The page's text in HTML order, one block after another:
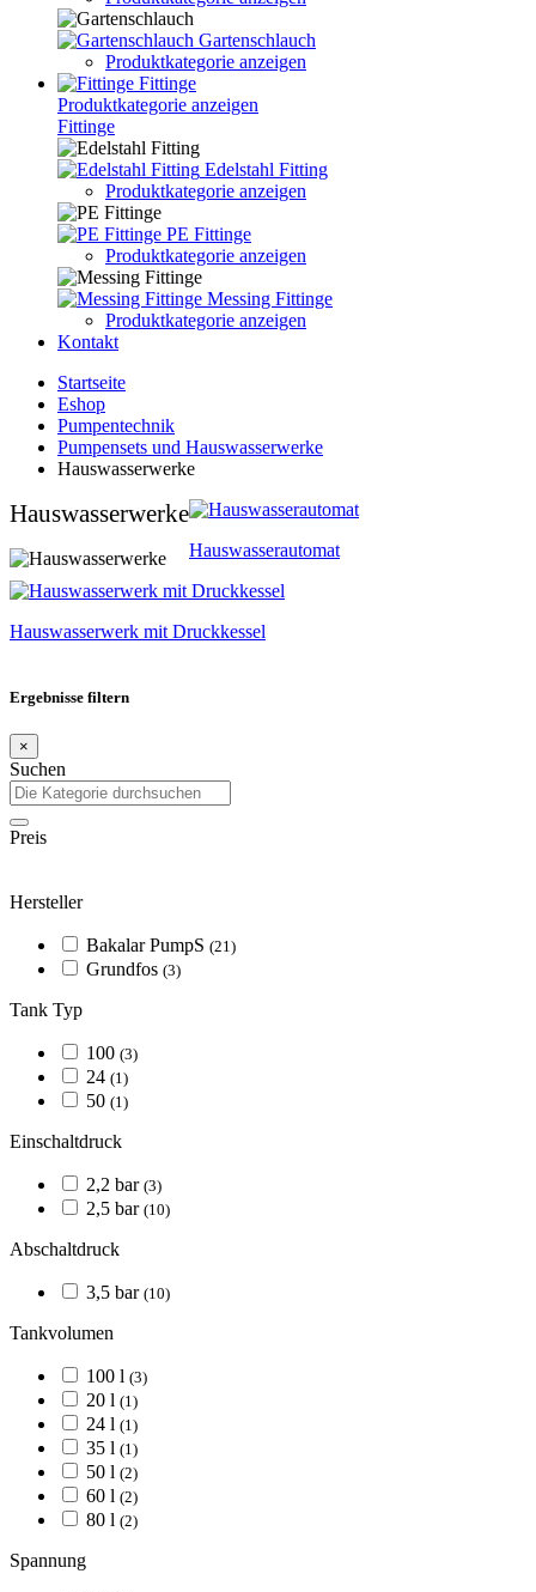
Gartenschlauch
Produktkategorie anzeigen
Fittinge
Produktkategorie anzeigen
Fittinge
Edelstahl Fitting
Produktkategorie anzeigen
PE Fittinge
Produktkategorie anzeigen
Messing Fittinge
Produktkategorie anzeigen
Kontakt
Startseite
Eshop
Pumpentechnik
Pumpensets und Hauswasserwerke
Hauswasserwerke
Hauswasserwerke
Hauswasserautomat
Hauswasserwerk mit Druckkessel
Ergebnisse filtern
×
Suchen
Preis
Hersteller
Bakalar PumpS (21)
Grundfos (3)
Tank Typ
100 (3)
24 (1)
50 (1)
Einschaltdruck
2,2 bar (3)
2,5 bar (10)
Abschaltdruck
3,5 bar (10)
Tankvolumen
100 l (3)
20 l (1)
24 l (1)
35 l (1)
50 l (2)
60 l (2)
80 l (2)
Spannung